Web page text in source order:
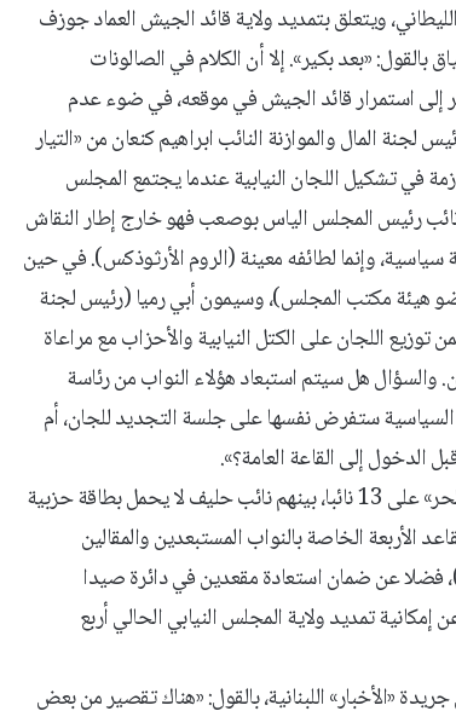
ويتعلق بتمديد ولاية قائد الجيش العماد جوزف
«بعد بكير». إلا أن الكلام في الصالونات
إلى استمرار قائد الجيش في موقعه، في ضوء عدم
المال والموازنة النائب ابراهيم كنعان من «التيار
في تشكيل اللجان النيابية عندما يجتمع المجلس
نائب رئيس المجلس الياس بوصعب فهو خارج إطار النقاش
وإنما لطائفه معينة (الروم الأرثوذكس). في حين
هيئة مكتب المجلس)، وسيمون أبي رميا (رئيس لجنة
اللجان على الكتل النيابية والأحزاب مع مراعاة
والسؤال هل سيتم استبعاد هؤلاء النواب من رئاسة
السياسية ستفرض نفسها على جلسة التجديد للجان، أم
الدخول إلى القاعة العامة؟».
وفي هذا السياق، استقر العدد الصافي لكتلة «لبنان القوي» الخاصة بـ «التيار الوطني الحر» على 13 نائبا، بينهم نائب حليف لا يحمل بطاقة حزبية
الأربعة الخاصة بالنواب المستبعدين والمقالين
فضلا عن ضمان استعادة مقعدين في دائرة صيدا
تمديد ولاية المجلس النيابي الحالي أربع
«الأخبار» اللبنانية، بالقول: «هناك تقصير من بعض